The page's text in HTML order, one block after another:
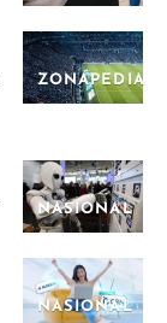
ZONAPEDIA
NASIONAL
NASIONAL